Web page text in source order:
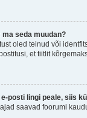
seda muudan?
oled teinud või
et tiitlit
posti lingi peale, siis
saavad foorumi